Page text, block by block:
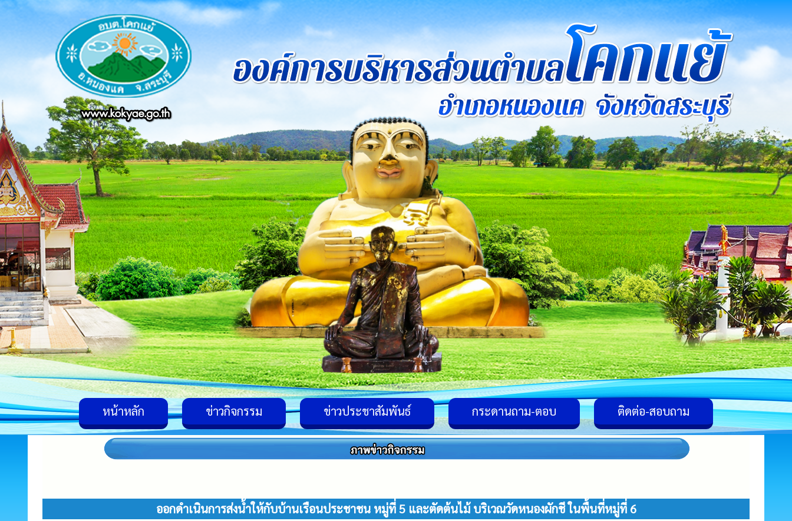
หน้าหลัก ข่าวกิจกรรม ข่าวประชาสัมพันธ์ กระดานถาม-ตอบ ติดต่อ-สอบถาม
ออกดำเนินการส่งน้ำให้กับบ้านเรือนประชาชน หมู่ที่ 5 และตัดต้นไม้ บริเวณวัดหนองผักชี ในพื้นที่หมู่ที่ 6